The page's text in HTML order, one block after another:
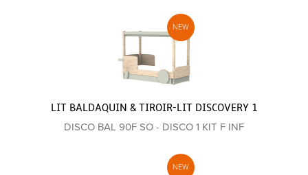
LIT BALDAQUIN & TIROIR-LIT DISCOVERY 1
DISCO BAL 90F SO - DISCO 1 KIT F INF